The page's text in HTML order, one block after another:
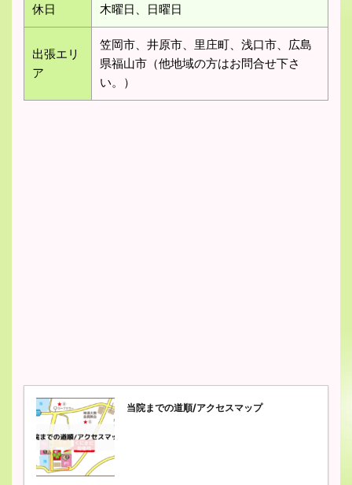
休日 木曜日、日曜日
出張エリ
ア
笠岡市、井原市、里庄町、浅口市、広島
県福山市（他地域の方はお問合せ下さ
い。）
当院までの道順/アクセスマップ